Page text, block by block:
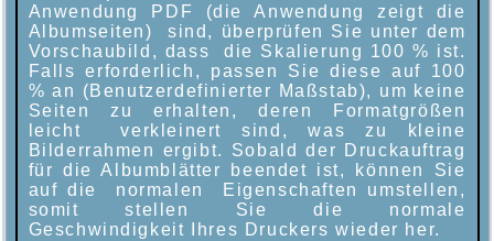
Anwendung PDF (die Anwendung zeigt die
Albumseiten) sind, überprüfen Sie unter dem
Vorschaubild, dass die Skalierung 100 % ist.
Falls erforderlich, passen Sie diese auf 100
% an (Benutzerdefinierter Maßstab), um keine
Seiten zu erhalten, deren Formatgrößen
leicht verkleinert sind, was zu kleine
Bilderrahmen ergibt. Sobald der Druckauftrag
für die Albumblätter beendet ist, können Sie
auf die normalen Eigenschaften umstellen,
somit stellen Sie die normale
Geschwindigkeit Ihres Druckers wieder her.